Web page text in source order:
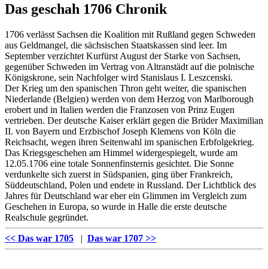
Das geschah 1706 Chronik
1706 verlässt Sachsen die Koalition mit Rußland gegen Schweden
aus Geldmangel, die sächsischen Staatskassen sind leer. Im
September verzichtet Kurfürst August der Starke von Sachsen,
gegenüber Schweden im Vertrag von Altranstädt auf die polnische
Königskrone, sein Nachfolger wird Stanislaus I. Leszcenski.
Der Krieg um den spanischen Thron geht weiter, die spanischen
Niederlande (Belgien) werden von dem Herzog von Marlborough
erobert und in Italien werden die Franzosen von Prinz Eugen
vertrieben. Der deutsche Kaiser erklärt gegen die Brüder Maximilian
II. von Bayern und Erzbischof Joseph Klemens von Köln die
Reichsacht, wegen ihren Seitenwahl im spanischen Erbfolgekrieg.
Das Kriegsgeschehen am Himmel widergespiegelt, wurde am
12.05.1706 eine totale Sonnenfinsternis gesichtet. Die Sonne
verdunkelte sich zuerst in Südspanien, ging über Frankreich,
Süddeutschland, Polen und endete in Russland. Der Lichtblick des
Jahres für Deutschland war eher ein Glimmen im Vergleich zum
Geschehen in Europa, so wurde in Halle die erste deutsche
Realschule gegründet.
<< Das war 1705 | Das war 1707 >>